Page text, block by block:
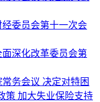
委员会第十一次会
深化改革委员会第
务会议 决定对特困
策 加大失业保险支持